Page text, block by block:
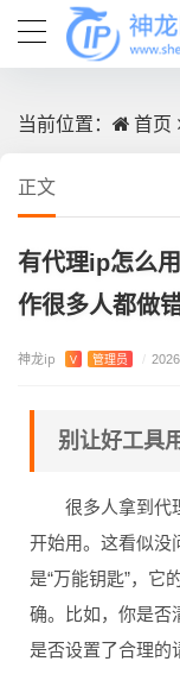
当前位置： 首页
正文
有代理ip怎么
作很多人都做
神龙ip V 管理员 /
别让好工具
很多人拿到代
开始用。这看似没
是“万能钥匙”，它
确。比如，你是否
是否设置了合理的